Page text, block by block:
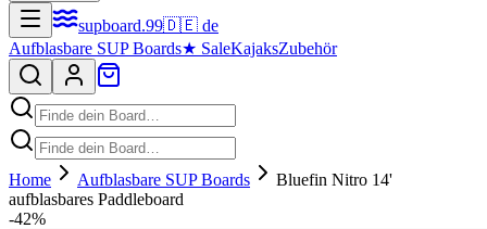
supboard.99🇩🇪 de
Aufblasbare SUP Boards★ SaleKajaksZubehör
Home Aufblasbare SUP Boards
Bluefin Nitro 14'
aufblasbares Paddleboard
-42%